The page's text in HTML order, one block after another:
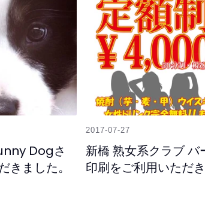
Dogさ
きました。
2017-07-27
新橋 熟女系クラブ
印刷をご利用いただき